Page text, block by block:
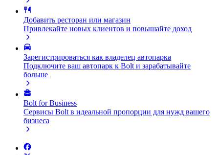
Добавить ресторан или магазин
Привлекайте новых клиентов и повышайте доход
Зарегистрироваться как владелец автопарка
Подключите ваш автопарк к Bolt и зарабатывайте
больше
Bolt for Business
Сервисы Bolt в идеальной пропорции для нужд вашего
бизнеса